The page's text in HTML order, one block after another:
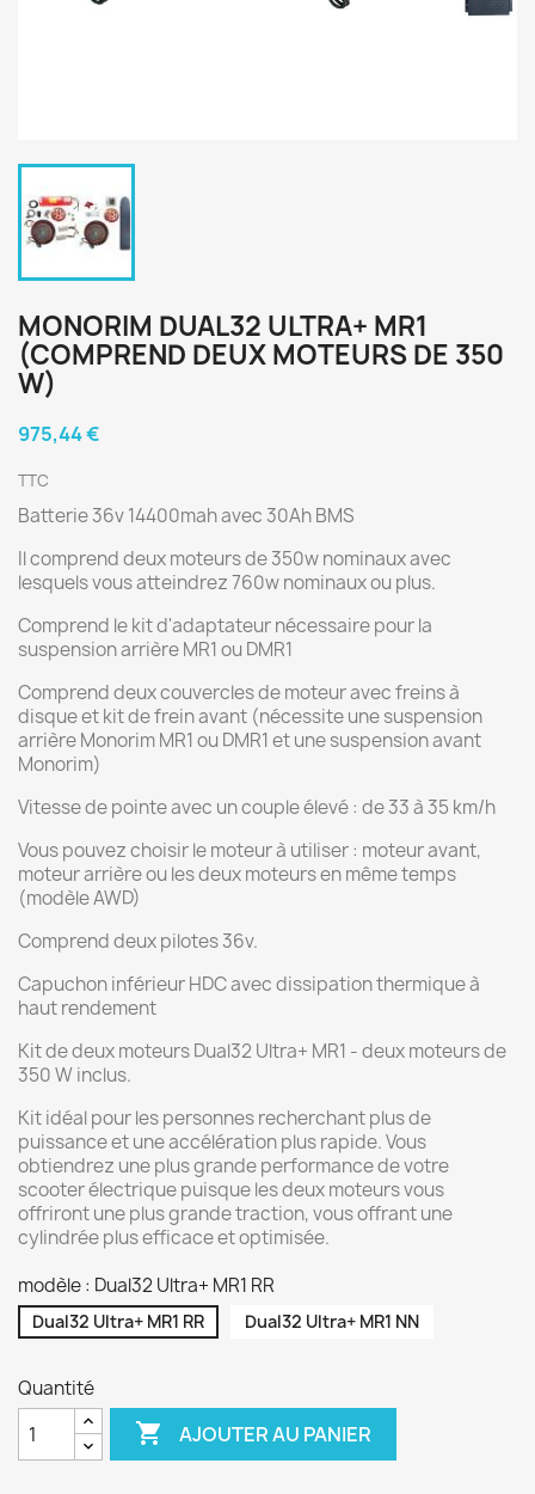
MONORIM DUAL32 ULTRA+ MR1
(COMPREND DEUX MOTEURS DE 350
W)
975,44 €
TTC
Batterie 36v 14400mah avec 30Ah BMS
Il comprend deux moteurs de 350w nominaux avec
lesquels vous atteindrez 760w nominaux ou plus.
Comprend le kit d'adaptateur nécessaire pour la
suspension arrière MR1 ou DMR1
Comprend deux couvercles de moteur avec freins à
disque et kit de frein avant (nécessite une suspension
arrière Monorim MR1 ou DMR1 et une suspension avant
Monorim)
Vitesse de pointe avec un couple élevé : de 33 à 35 km/h
Vous pouvez choisir le moteur à utiliser : moteur avant,
moteur arrière ou les deux moteurs en même temps
(modèle AWD)
Comprend deux pilotes 36v.
Capuchon inférieur HDC avec dissipation thermique à
haut rendement
Kit de deux moteurs Dual32 Ultra+ MR1 - deux moteurs de
350 W inclus.
Kit idéal pour les personnes recherchant plus de
puissance et une accélération plus rapide. Vous
obtiendrez une plus grande performance de votre
scooter électrique puisque les deux moteurs vous
offriront une plus grande traction, vous offrant une
cylindrée plus efficace et optimisée.
modèle : Dual32 Ultra+ MR1 RR
Dual32 Ultra+ MR1 RR Dual32 Ultra+ MR1 NN
Quantité
 AJOUTER AU PANIER